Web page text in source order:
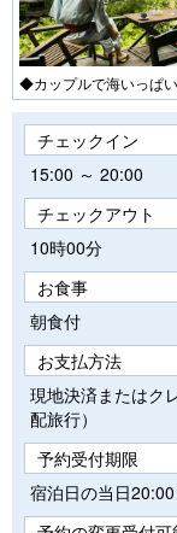
◆カップルで海いっぱ
チェックイン
15:00 ～ 20:00
チェックアウト
10時00分
お食事
朝食付
お支払方法
現地決済またはク
配旅行）
予約受付期限
宿泊日の当日